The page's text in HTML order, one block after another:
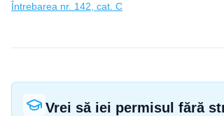
Întrebarea nr. 142, cat. C
Vrei să iei permisul fără